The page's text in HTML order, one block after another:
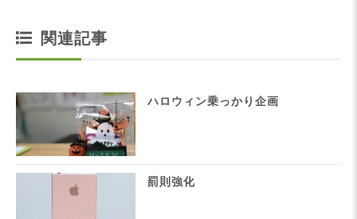
関連記事
ハロウィン乗っかり企画
罰則強化